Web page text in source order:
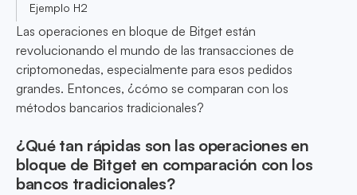
Ejemplo H2
Las operaciones en bloque de Bitget están
revolucionando el mundo de las transacciones de
criptomonedas, especialmente para esos pedidos
grandes. Entonces, ¿cómo se comparan con los
métodos bancarios tradicionales?
¿Qué tan rápidas son las operaciones en
bloque de Bitget en comparación con los
bancos tradicionales?